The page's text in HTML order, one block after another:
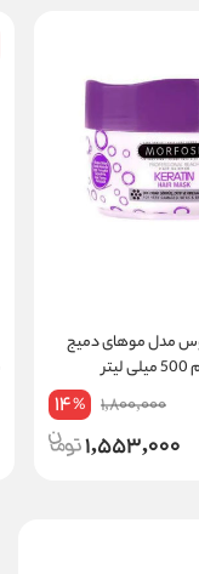
مدل موهای دمیج
1,800,000
14%
1,553,000